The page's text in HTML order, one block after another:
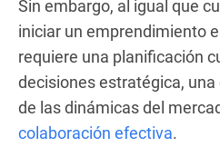
Sin embargo, al igual que
iniciar un emprendimiento
requiere una planificación
decisiones estratégica,
de las dinámicas del
colaboración efectiva.